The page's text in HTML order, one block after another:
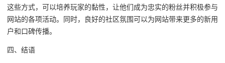
这些方式，可以培养玩家的黏性，让他们成为忠实的粉丝并积极参与
网站的各项活动。同时，良好的社区氛围可以为网站带来更多的新用
户和口碑传播。
四、结语